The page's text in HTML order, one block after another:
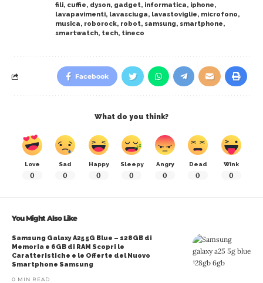
fili, cuffie, dyson, gadget, informatica, iphone,
lavapavimenti, lavasciuga, lavastoviglie, microfono,
musica, roborock, robot, samsung, smartphone,
smartwatch, tech, tineco
Facebook
What do you think?
Love
0
Sad
0
Happy
0
Sleepy
0
Angry
0
Dead
0
Wink
0
You Might Also Like
Samsung Galaxy A25 5G Blue – 128GB di
Memoria e 6GB di RAM Scopri le
Caratteristiche e le Offerte del Nuovo
Smartphone Samsung
0 MIN READ